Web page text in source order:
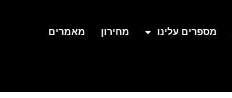
מספרים עלינו מחירון מאמרים